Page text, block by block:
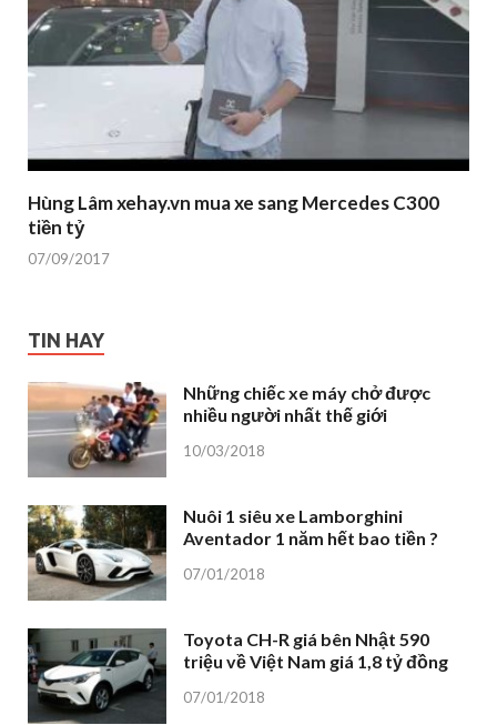
Hùng Lâm xehay.vn mua xe sang Mercedes C300
tiền tỷ
07/09/2017
TIN HAY
Những chiếc xe máy chở được
nhiều người nhất thế giới
10/03/2018
Nuôi 1 siêu xe Lamborghini
Aventador 1 năm hết bao tiền ?
07/01/2018
Toyota CH-R giá bên Nhật 590
triệu về Việt Nam giá 1,8 tỷ đồng
07/01/2018